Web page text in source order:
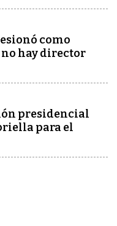
como
hay director
presidencial
para el